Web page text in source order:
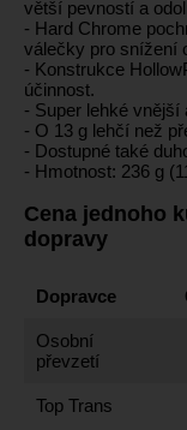
větší pevností a
- Hard Chrome
válečky pro snížení
- Konstrukce
účinnost.
- Super lehké
- O 13 g lehčí než
- Dostupné také
- Hmotnost: 236 g
Cena jednoho
dopravy
Dopravce
Osobní
převzetí
Top Trans